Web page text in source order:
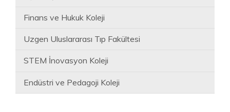
Finans ve Hukuk Koleji
Uzgen Uluslararası Tıp Fakültesi
STEM İnovasyon Koleji
Endüstri ve Pedagoji Koleji